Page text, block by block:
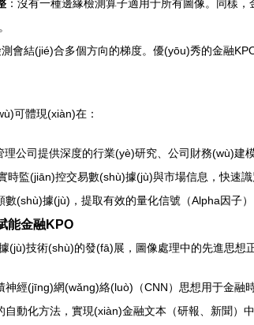
：沒有一種邊緣檢測算子適用于所有圖像。同樣
測會結(jié)合多個方向的梯度。優(yōu)秀的金融
可體現(xiàn)在：
理公司提供深度的行業(yè)研究、公司財務(wù)建
時監(jiān)控交易數(shù)據(jù)與市場信息，快速
數(shù)據(jù)，提取有效的量化信號（Alpha因子
能金融KPO
(jù)技術(shù)的發(fā)展，圖像處理中的先進思想
神經(jīng)網(wǎng)絡(luò)（CNN）思想用于金
自動化方法，實現(xiàn)金融文本（研報、新聞）